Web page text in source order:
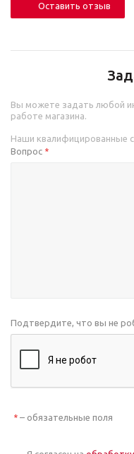
Оставить отзыв
Вы можете задать любой
работе магазина.
Наши квалифицированные
Вопрос *
Подтвердите, что вы не
* – обязательные поля